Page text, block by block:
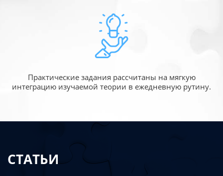
Практические задания рассчитаны на мягкую
интеграцию изучаемой теории в ежедневную рутину.
СТАТЬИ